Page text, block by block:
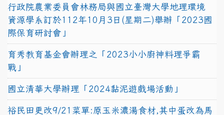
行政院農業委員會林務局與國立臺灣大學地理環境
資源學系訂於112年10月3日(星期二)舉辦「2023國
際保育研討會」
育秀教育基金會辦理之「2023小小廚神料理爭霸
戰」
國立清華大學辦理「2024黏泥遊戲場活動」
裕民田更改9/21菜單:原玉米濃湯食材,其中蛋改為馬